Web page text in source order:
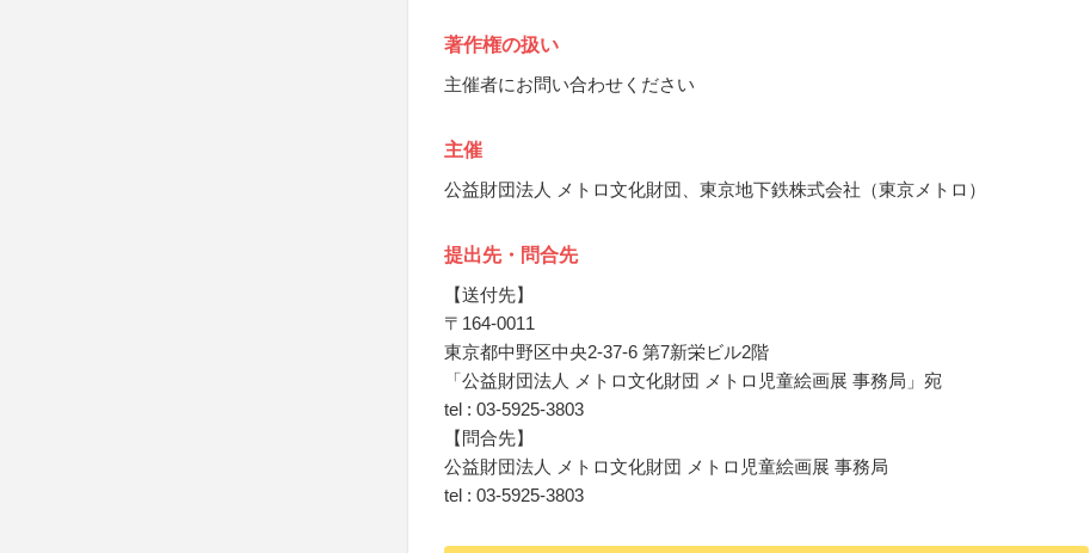
著作権の扱い
主催者にお問い合わせください
主催
公益財団法人 メトロ文化財団、東京地下鉄株式会社（東京メトロ）
提出先・問合先
【送付先】
〒164-0011
東京都中野区中央2-37-6 第7新栄ビル2階
「公益財団法人 メトロ文化財団 メトロ児童絵画展 事務局」宛
tel : 03-5925-3803
【問合先】
公益財団法人 メトロ文化財団 メトロ児童絵画展 事務局
tel : 03-5925-3803